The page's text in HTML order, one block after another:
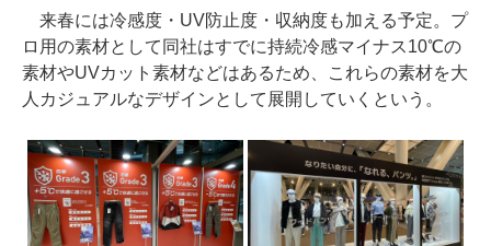
来春には冷感度・UV防止度・収納度も加える予定。プ
ロ用の素材として同社はすでに持続冷感マイナス10℃の
素材やUVカット素材などはあるため、これらの素材を大
人カジュアルなデザインとして展開していくという。